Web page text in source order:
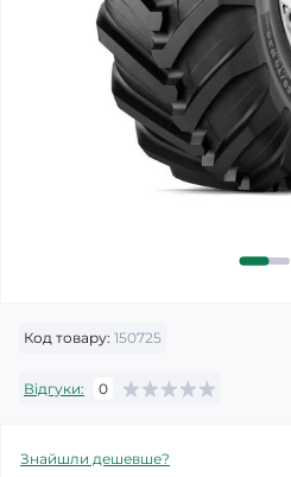
Код товару: 150725
Відгуки: 0
Знайшли дешевше?